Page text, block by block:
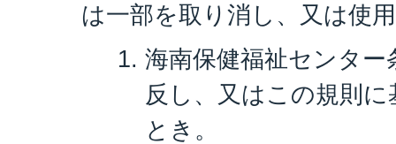
は一部を取り消し、又は使
海南保健福祉センタ
反し、又はこの規則
とき。